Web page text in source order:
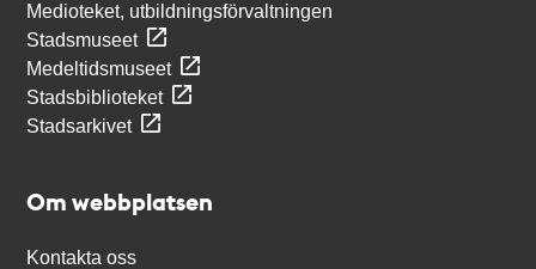
Medioteket, utbildningsförvaltningen
Stadsmuseet
Medeltidsmuseet
Stadsbiblioteket
Stadsarkivet
Om webbplatsen
Kontakta oss